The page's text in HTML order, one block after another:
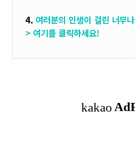
4. 여러분의 인생이 걸린 너무
> 여기를 클릭하세요!